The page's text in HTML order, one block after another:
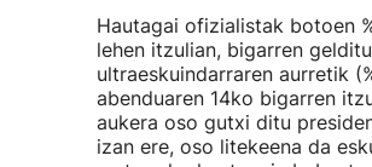
Hautagai ofizialistak botoen
lehen itzulian, bigarren
ultraeskuindarraren aurretik
abenduaren 14ko bigarren
aukera oso gutxi ditu
izan ere, oso litekeena da